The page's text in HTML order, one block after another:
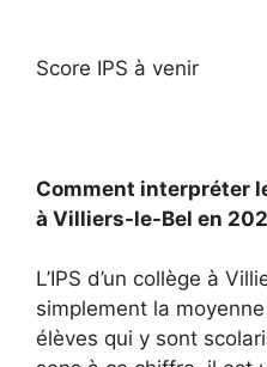
Score IPS à venir
Comment interpréter
à Villiers-le-Bel en
L’IPS d’un collège à
simplement la
élèves qui y sont